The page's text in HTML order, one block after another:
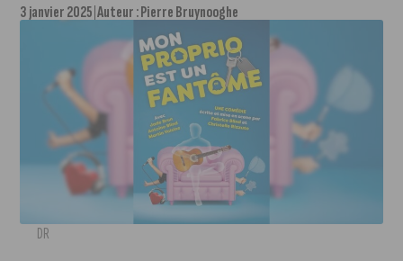
3 janvier 2025 Auteur :Pierre Bruynooghe
DR